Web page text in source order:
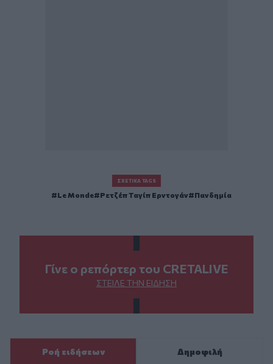
ΣΧΕΤΙΚΆ TAGS
Le Monde Ρετζέπ Ταγίπ Ερντογάν Πανδημία
Γίνε ο ρεπόρτερ του CRETALIVE
ΣΤΕΊΛΕ ΤΗΝ ΕΊΔΗΣΗ
Ροή ειδήσεων Δημοφιλή